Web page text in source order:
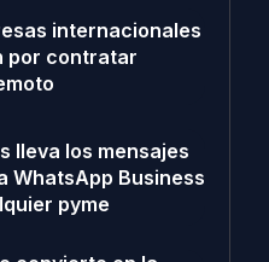
internacionales
por contratar
lleva los mensajes
WhatsApp Business
pyme